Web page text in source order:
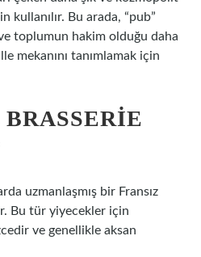
kullanılır. Bu arada, “pub”
toplumun hakim olduğu daha
mekanını tanımlamak için
uzmanlaşmış bir Fransız
Bu tür yiyecekler için
ve genellikle aksan